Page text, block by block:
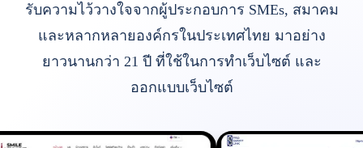
รับความไว้วางใจจากผู้ประกอบการ SMEs, สมาคม
และหลากหลายองค์กรในประเทศไทย มาอย่าง
ยาวนานกว่า 21 ปี ที่ใช้ในการทำเว็บไซต์ และ
ออกแบบเว็บไซต์